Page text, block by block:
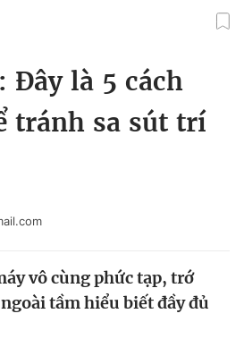
Magazine
Đây là 5 cách
tránh sa sút trí
vô cùng phức tạp, trớ
tầm hiểu biết đầy đủ